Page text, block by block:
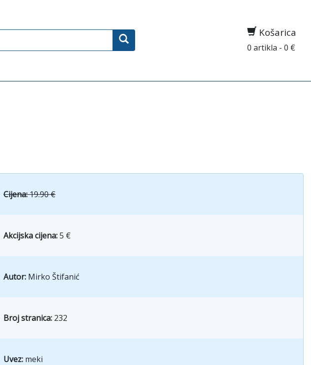
Košarica
0 artikla - 0 €
Cijena:19.90 €
Akcijska cijena:5 €
Autor: Mirko Štifanić
Broj stranica: 232
Uvez: meki